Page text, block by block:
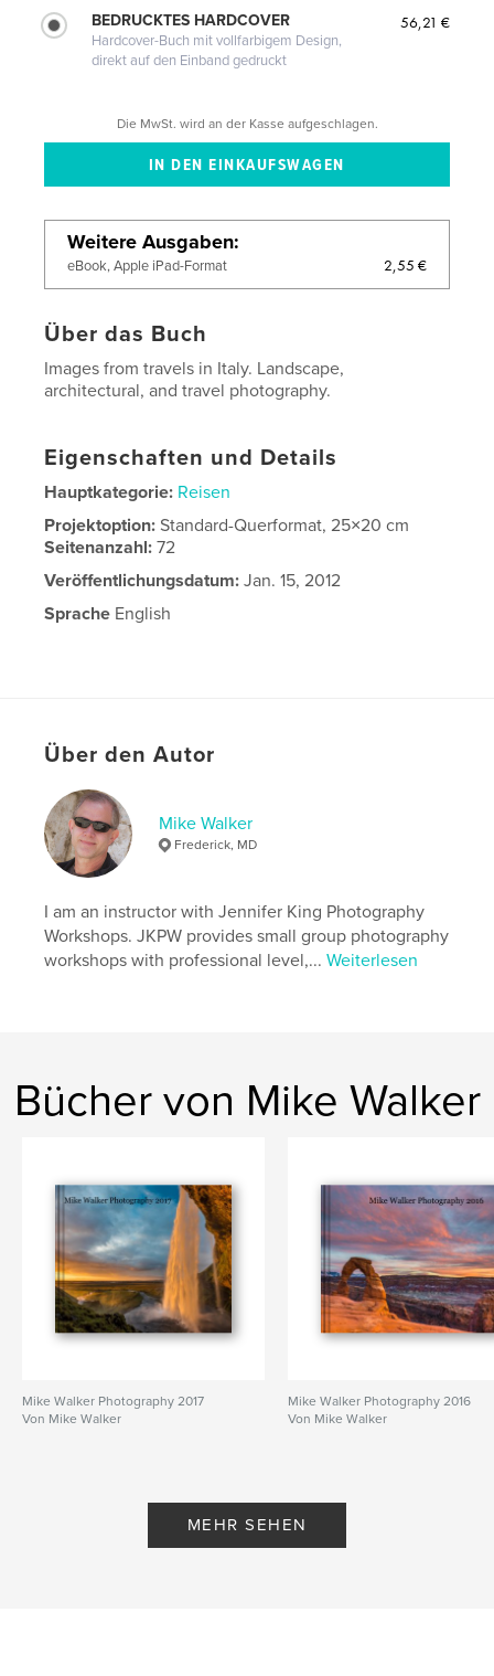
BEDRUCKTES HARDCOVER
Hardcover-Buch mit vollfarbigem Design,
direkt auf den Einband gedruckt
56,21 €
Die MwSt. wird an der Kasse aufgeschlagen.
Weitere Ausgaben
eBook, Apple iPad-Format 2,55 €
Über das Buch
Images from travels in Italy. Landscape,
architectural, and travel photography.
Eigenschaften und Details
Hauptkategorie: Reisen
Projektoption:Standard-Querformat, 25×20 cm
Seitenanzahl:72
Veröffentlichungsdatum: Jan. 15, 2012
Sprache English
Über den Autor
Mike Walker
Frederick, MD
I am an instructor with Jennifer King Photography
Workshops. JKPW provides small group photography
workshops with professional level,...Weiterlesen
Bücher von Mike Walker
Mike Walker Photography 2017
Von Mike Walker
Mike Walker Photography 2016
Von Mike Walker
MEHR SEHEN